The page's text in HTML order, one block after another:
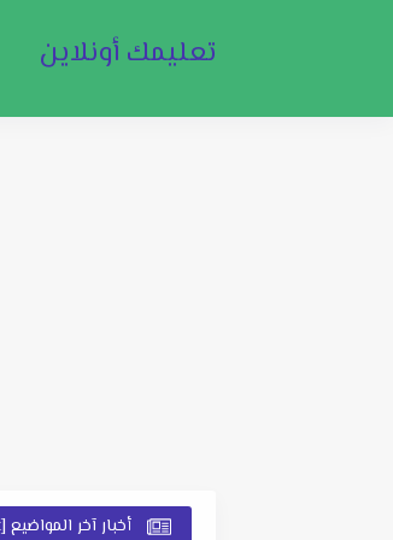
تعليمك أونلاين
أخبار آخر المواضيع [LastPost]